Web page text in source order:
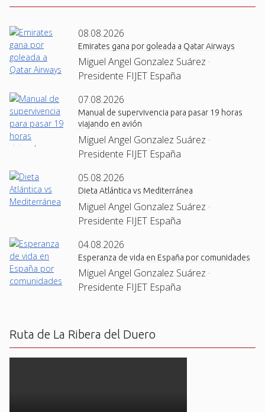
08.08.2026
Emirates gana por goleada a Qatar Airways
Miguel Angel Gonzalez Suárez ·
Presidente FIJET España
07.08.2026
Manual de supervivencia para pasar 19 horas
viajando en avión
Miguel Angel Gonzalez Suárez ·
Presidente FIJET España
05.08.2026
Dieta Atlántica vs Mediterránea
Miguel Angel Gonzalez Suárez ·
Presidente FIJET España
04.08.2026
Esperanza de vida en España por comunidades
Miguel Angel Gonzalez Suárez ·
Presidente FIJET España
Ruta de La Ribera del Duero